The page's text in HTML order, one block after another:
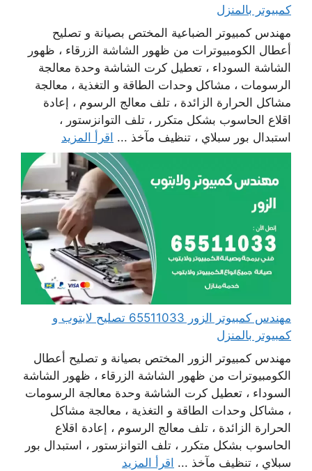
كمبيوتر بالمنزل
مهندس كمبيوتر الضباعية المختص بصيانة و تصليح
أعطال الكومبيوترات من ظهور الشاشة الزرقاء ، ظهور
الشاشة السوداء ، تعطيل كرت الشاشة وحدة معالجة
الرسومات ، مشاكل وحدات الطاقة و التغذية ، معالجة
مشاكل الحرارة الزائدة ، تلف معالج الرسوم ، إعادة
اقلاع الحاسوب بشكل متكرر ، تلف التوانزستور ،
استبدال بور سبلاي ، تنظيف مآخذ ... اقرأ المزيد
مهندس كمبيوتر الزور 65511033 تصليح لابتوب و
كمبيوتر بالمنزل
مهندس كمبيوتر الزور المختص بصيانة و تصليح أعطال
الكومبيوترات من ظهور الشاشة الزرقاء ، ظهور الشاشة
السوداء ، تعطيل كرت الشاشة وحدة معالجة الرسومات
، مشاكل وحدات الطاقة و التغذية ، معالجة مشاكل
الحرارة الزائدة ، تلف معالج الرسوم ، إعادة اقلاع
الحاسوب بشكل متكرر ، تلف التوانزستور ، استبدال بور
سبلاي ، تنظيف مآخذ ... اقرأ المزيد